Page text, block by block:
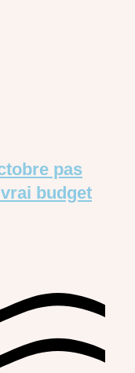
pas
budget